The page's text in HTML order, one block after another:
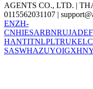
AGENTS CO., LTD. |
0115562031107 |
ENZH-
CNHIESARBNRUJADE
HANTITNLPLTRUKEL
SASWHAZUYOIGXH